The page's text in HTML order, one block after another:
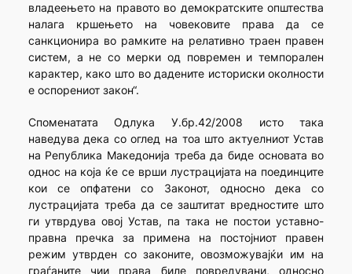
владеењето на правото во демократските општества
налага кршењето на човековите права да се
санкционира во рамките на релативно траен правен
систем, а не со мерки од повремен и темпорален
карактер, како што во дадените историски околности
е оспорениот закон“.
Споменатата Одлука У.бр.42/2008 исто така
наведува дека со оглед на тоа што актуелниот Устав
на Република Македонија треба да биде основата во
однос на која ќе се врши лустрацијата на поединците
кои се опфатени со Законот, односно дека со
лустрацијата треба да се заштитат вредностите што
ги утврдува овој Устав, па така не постои уставно-
правна пречка за примена на постојниот правен
режим утврден со законите, овозможувајќи им на
граѓаните чии права биле повредувани, односно